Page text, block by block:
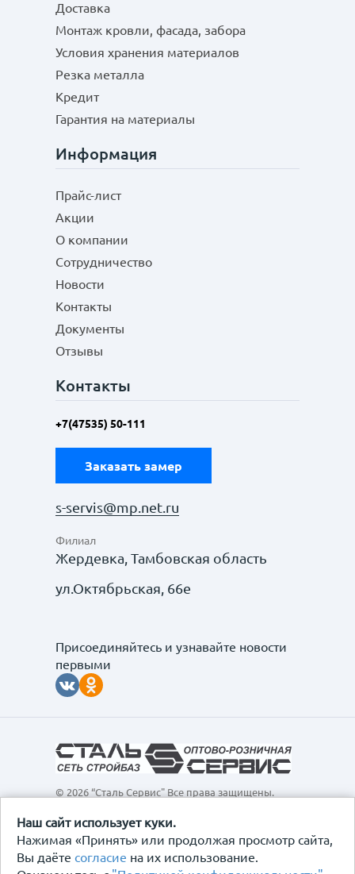
Наш сайт использует куки.
Нажимая «Принять» или продолжая просмотр сайта,
Вы даёте согласие на их использование.
Доставка
Монтаж кровли, фасада, забора
Условия хранения материалов
Резка металла
Кредит
Гарантия на материалы
Информация
Прайс-лист
Акции
О компании
Сотрудничество
Новости
Контакты
Документы
Отзывы
Контакты
+7(47535) 50-111
Заказать замер
s-servis@mp.net.ru
Филиал
Жердевка, Тамбовская область
ул.Октябрьская, 66е
Присоединяйтесь и узнавайте новости
первыми
© 2026 “Сталь Сервис" Все права защищены.
интернет-сайт, а также вся информация о товарах и
ценах, предоставленная на нём, носит
исключительно информационный характер и ни при
каких условиях не является публичной офертой,